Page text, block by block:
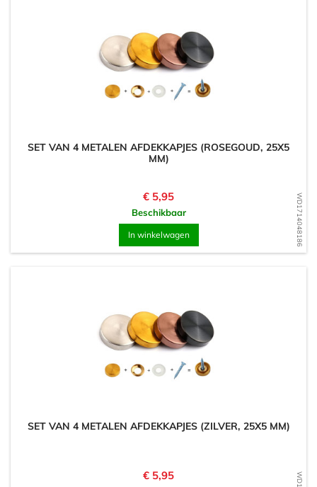
WD1714048186
SET VAN 4 METALEN AFDEKKAPJES (ROSEGOUD, 25X5
MM)
Prijs
€ 5,95
Beschikbaar
In winkelwagen
SET VAN 4 METALEN AFDEKKAPJES (ZILVER, 25X5 MM)
Prijs
€ 5,95